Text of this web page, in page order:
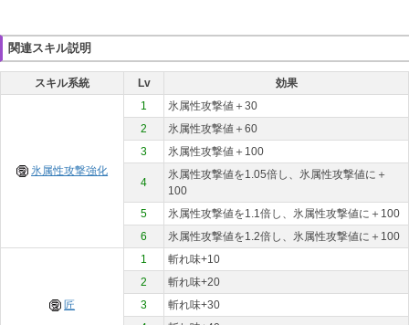
関連スキル説明
スキル系統 Lv 効果
氷属性攻撃強化
1
氷属性攻撃値＋30
2
氷属性攻撃値＋60
3
氷属性攻撃値＋100
4
氷属性攻撃値を1.05倍し、氷属性攻撃値に＋
100
5
氷属性攻撃値を1.1倍し、氷属性攻撃値に＋100
6
氷属性攻撃値を1.2倍し、氷属性攻撃値に＋100
匠
1
斬れ味+10
2
斬れ味+20
3
斬れ味+30